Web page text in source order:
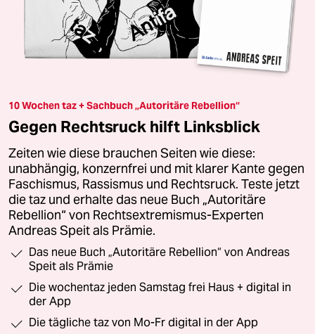
10 Wochen taz + Sachbuch „Autoritäre Rebellion“
Gegen Rechtsruck hilft Linksblick
Zeiten wie diese brauchen Seiten wie diese:
unabhängig, konzernfrei und mit klarer Kante gegen
Faschismus, Rassismus und Rechtsruck. Teste jetzt
die taz und erhalte das neue Buch „Autoritäre
Rebellion“ von Rechtsextremismus-Experten
Andreas Speit als Prämie.
Das neue Buch „Autoritäre Rebellion“ von Andreas
Speit als Prämie
Die wochentaz jeden Samstag frei Haus + digital in
der App
Die tägliche taz von Mo-Fr digital in der App